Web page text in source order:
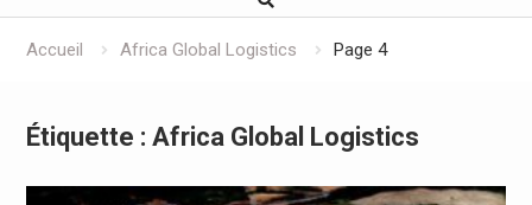
Accueil Africa Global Logistics Page 4
Étiquette : Africa Global Logistics